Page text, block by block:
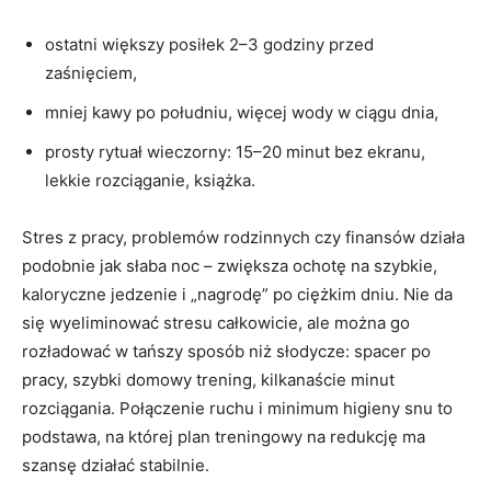
ostatni większy posiłek 2–3 godziny przed
zaśnięciem,
mniej kawy po południu, więcej wody w ciągu dnia,
prosty rytuał wieczorny: 15–20 minut bez ekranu,
lekkie rozciąganie, książka.
Stres z pracy, problemów rodzinnych czy finansów działa
podobnie jak słaba noc – zwiększa ochotę na szybkie,
kaloryczne jedzenie i „nagrodę” po ciężkim dniu. Nie da
się wyeliminować stresu całkowicie, ale można go
rozładować w tańszy sposób niż słodycze: spacer po
pracy, szybki domowy trening, kilkanaście minut
rozciągania. Połączenie ruchu i minimum higieny snu to
podstawa, na której plan treningowy na redukcję ma
szansę działać stabilnie.